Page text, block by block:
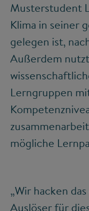
Musterstudent
Klima in seiner
gelegen ist,
Außerdem
Lerngruppen
mögliche
„Wir hacken
Auslöser für